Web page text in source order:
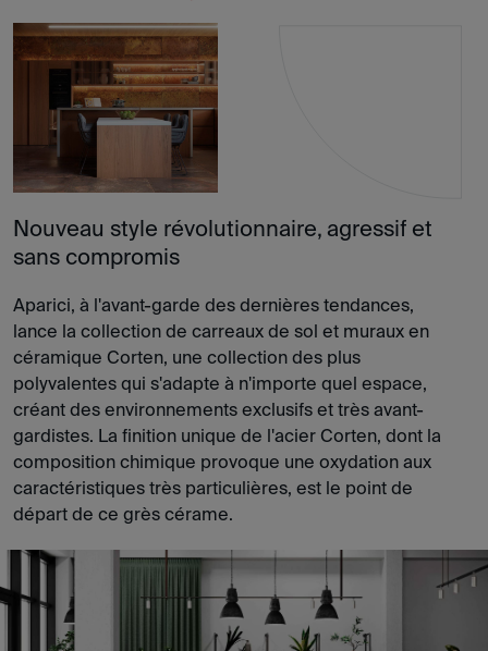
Nouveau style révolutionnaire, agressif et
sans compromis
Aparici, à l'avant-garde des dernières tendances,
lance la collection de carreaux de sol et muraux en
céramique Corten, une collection des plus
polyvalentes qui s'adapte à n'importe quel espace,
créant des environnements exclusifs et très avant-
gardistes. La finition unique de l'acier Corten, dont la
composition chimique provoque une oxydation aux
caractéristiques très particulières, est le point de
départ de ce grès cérame.